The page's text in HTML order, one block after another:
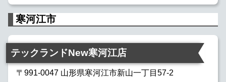
寒河江市
テックランドNew寒河江店
〒991-0047 山形県寒河江市新山一丁目57-2